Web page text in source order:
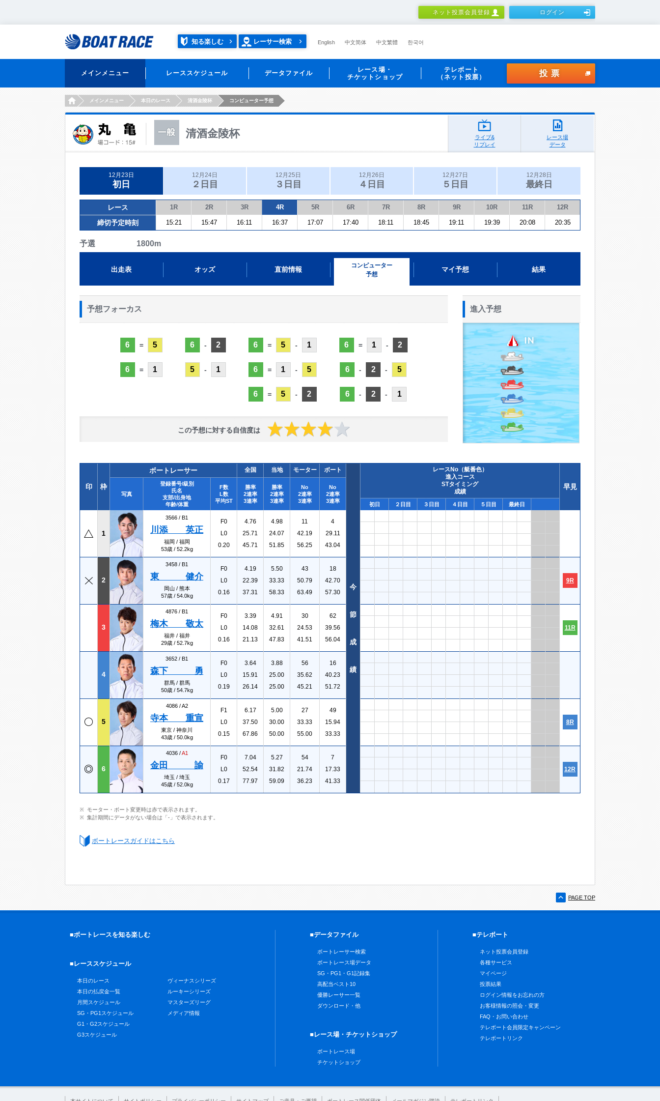
ネット投票会員登録 ログイン
知る楽しむ レーサー検索 English 中文简体 中文繁體 한국어
メインメニュー レーススケジュール データファイル
レース場・
チケットショップ
テレボート
（ネット投票）
投票
HOMEメインメニュー 本日のレース 清酒金陵杯 コンピューター予想
清酒金陵杯
ライブ&
リプレイ
レース場
データ
12月23日
初日
12月24日
２日目
12月25日
３日目
12月26日
４日目
12月27日
５日目
12月28日
最終日
レース 1R 2R 3R 4R 5R 6R 7R 8R 9R 10R 11R 12R
締切予定時刻 15:21 15:47 16:11 16:37 17:07 17:40 18:11 18:45 19:11 19:39 20:08 20:35
予選 1800m
出走表 オッズ 直前情報
コンピューター
予想
マイ予想 結果
予想フォーカス
6 = 5
6 = 1
6 - 2
5 - 1
6 = 5 - 1
6 = 1 - 5
6 = 5 - 2
6 = 1 - 2
6 - 2 - 5
6 - 2 - 1
この予想に対する自信度は
進入予想
印 枠
ボートレーサー 全国 当地 モーター ボート
レースNo（艇番色）
進入コース
STタイミング
成績
早見
写真
登録番号/級別
氏名
支部/出身地
年齢/体重
F数
L数
平均ST
勝率
2連率
3連率
勝率
2連率
3連率
No
2連率
3連率
No
2連率
3連率
初日 ２日目 ３日目 ４日目 ５日目 最終日
1
3566 / B1
川添 英正
福岡 / 福岡
53歳 / 52.2kg
F0
L0
0.20
4.76
25.71
45.71
4.98
24.07
51.85
11
42.19
56.25
4
29.11
43.04
2
3458 / B1
東 健介
岡山 / 熊本
57歳 / 54.0kg
F0
L0
0.16
4.19
22.39
37.31
5.50
33.33
58.33
43
50.79
63.49
18
42.70
57.30
9R
3
4876 / B1
梅木 敬太
福井 / 福井
29歳 / 52.7kg
F0
L0
0.16
3.39
14.08
21.13
4.91
32.61
47.83
30
24.53
41.51
62
39.56
56.04
11R
4
3652 / B1
森下 勇
群馬 / 群馬
50歳 / 54.7kg
F0
L0
0.19
3.64
15.91
26.14
3.88
25.00
25.00
56
35.62
45.21
16
40.23
51.72
5
4086 /A2
寺本 重宣
東京 / 神奈川
43歳 / 50.0kg
F1
L0
0.15
6.17
37.50
67.86
5.00
30.00
50.00
27
33.33
55.00
49
15.94
33.33
8R
6
4036 /A1
金田 諭
埼玉 / 埼玉
45歳 / 52.0kg
F0
L0
0.17
7.04
52.54
77.97
5.27
31.82
59.09
54
21.74
36.23
7
17.33
41.33
12R
今
節
成
績
モーター・ボート変更時は赤で表示されます。
集計期間にデータがない場合は「-」で表示されます。
ボートレースガイドはこちら
PAGE TOP
■ボートレースを知る楽しむ
■レーススケジュール
本日のレース
本日の払戻金一覧
月間スケジュール
SG・PG1スケジュール
G1・G2スケジュール
G3スケジュール
ヴィーナスシリーズ
ルーキーシリーズ
マスターズリーグ
メディア情報
■データファイル
ボートレーサー検索
ボートレース場データ
SG・PG1・G1記録集
高配当ベスト10
優勝レーサー一覧
ダウンロード・他
■レース場・チケットショップ
ボートレース場
チケットショップ
■テレボート
ネット投票会員登録
各種サービス
マイページ
投票結果
ログイン情報をお忘れの方
お客様情報の照会・変更
FAQ・お問い合わせ
テレボート会員限定キャンペーン
テレボートリンク